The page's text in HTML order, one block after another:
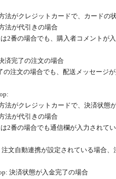
法がクレジットカードで、カードの
法が代引きの場合
2番の場合でも、購入者コメントが
済完了の注文の場合
の注文の場合でも、配送メッセージ
法がクレジットカードで、決済状態
法が代引きの場合
2番の場合でも通信欄が入力されて
注文自動連携が設定されている場合、
決済状態が入金完了の場合